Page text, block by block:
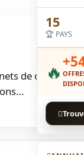
de conseil IT
15
🏆 PAYS
🔥